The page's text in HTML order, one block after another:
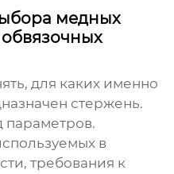
медных
для каких именно
стержень.
параметров.
в
требования к